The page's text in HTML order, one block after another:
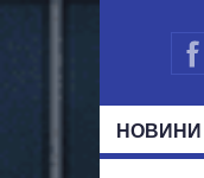
НОВИНИ